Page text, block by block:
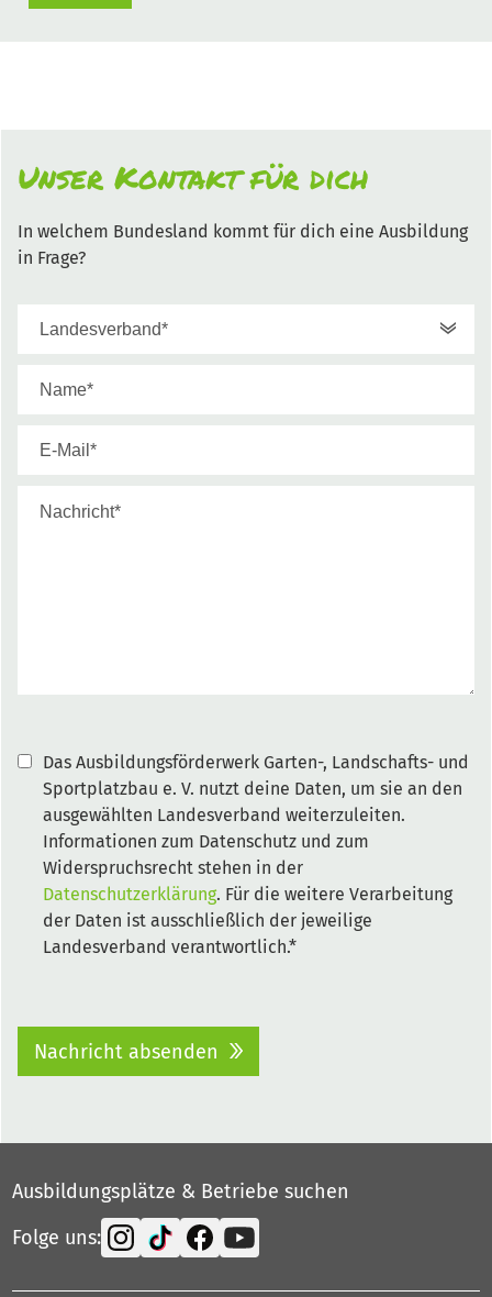
Unser Kontakt für dich
In welchem Bundesland kommt für dich eine Ausbildung
in Frage?
Das Ausbildungsförderwerk Garten-, Landschafts- und
Sportplatzbau e. V. nutzt deine Daten, um sie an den
ausgewählten Landesverband weiterzuleiten.
Informationen zum Datenschutz und zum
Widerspruchsrecht stehen in der
Datenschutzerklärung. Für die weitere Verarbeitung
der Daten ist ausschließlich der jeweilige
Landesverband verantwortlich.*
Nachricht absenden
Ausbildungsplätze & Betriebe suchen
Folge uns: